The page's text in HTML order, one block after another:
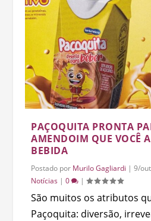
PAÇOQUITA PRONTA
AMENDOIM QUE VOCÊ
BEBIDA
Postado por Murilo Gagliardi |9/
Notícias |0 |
São muitos os atributos
Paçoquita: diversão,